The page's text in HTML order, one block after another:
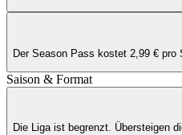
Der Season Pass kostet 2,99 € pro
Saison & Format
Die Liga ist begrenzt. Übersteigen